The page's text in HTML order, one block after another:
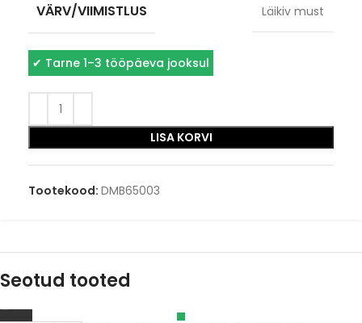
VÄRV/VIIMISTLUS Läikiv must
✔ Tarne 1–3 tööpäeva jooksul
LISA KORVI
Tootekood: DMB65003
Seotud tooted